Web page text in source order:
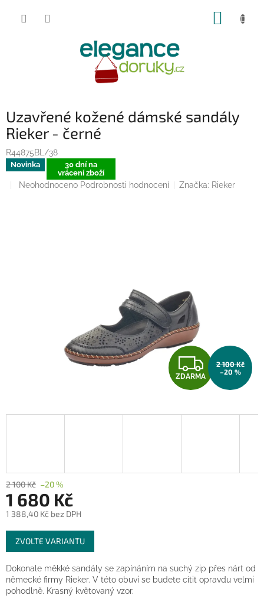
Uzavřené kožené dámské sandály
Rieker - černé
R44875BL/38
Novinka
30 dní na
vrácení zboží
Průměrné
Neohodnoceno Podrobnosti hodnocení Značka: Rieker
Z
D
A
ZDARMA
2 100 Kč
–20 %
2 100 Kč –20 %
1 680 Kč
1 388,40 Kč bez DPH
Měrná
cena:
ZVOLTE VARIANTU
Dokonale měkké sandály se zapínáním na suchý zip přes nárt od
německé firmy Rieker. V této obuvi se budete cítit opravdu velmi
pohodlně. Krasný květovaný vzor.